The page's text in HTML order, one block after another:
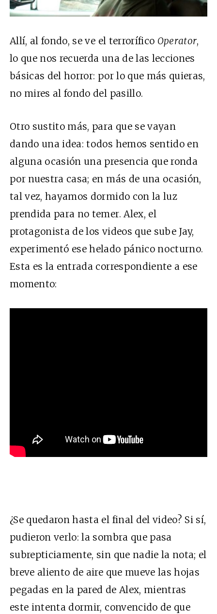
Allí, al fondo, se ve el terrorífico Operator,
lo que nos recuerda una de las lecciones
básicas del horror: por lo que más quieras,
no mires al fondo del pasillo.
Otro sustito más, para que se vayan
dando una idea: todos hemos sentido en
alguna ocasión una presencia que ronda
por nuestra casa; en más de una ocasión,
tal vez, hayamos dormido con la luz
prendida para no temer. Alex, el
protagonista de los videos que sube Jay,
experimentó ese helado pánico nocturno.
Esta es la entrada correspondiente a ese
momento:
¿Se quedaron hasta el final del video? Si sí,
pudieron verlo: la sombra que pasa
subrepticiamente, sin que nadie la nota; el
breve aliento de aire que mueve las hojas
pegadas en la pared de Alex, mientras
este intenta dormir, convencido de que